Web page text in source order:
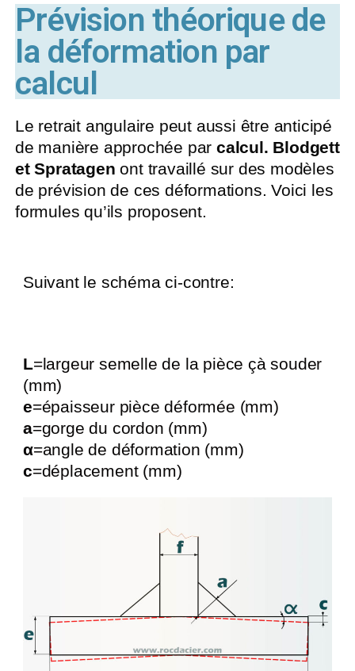
Prévision théorique de
la déformation par
calcul
Le retrait angulaire peut aussi être anticipé
de manière approchée par calcul. Blodgett
et Spratagen ont travaillé sur des modèles
de prévision de ces déformations. Voici les
formules qu’ils proposent.
Suivant le schéma ci-contre:
L=largeur semelle de la pièce çà souder
(mm)
e=épaisseur pièce déformée (mm)
a=gorge du cordon (mm)
α=angle de déformation (mm)
c=déplacement (mm)